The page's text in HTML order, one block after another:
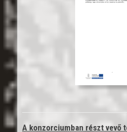
A konzorciumban részt vevő